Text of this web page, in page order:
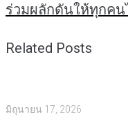
ร่วมผลักดันให้ทุกคน
Related Posts
มิถุนายน 17, 2026